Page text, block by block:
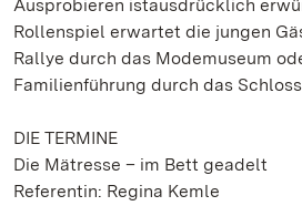
Ausprobieren istausdrücklich
Rollenspiel erwartet die jungen
Rallye durch das Modemuseum
Familienführung durch das
DIE TERMINE
Die Mätresse – im Bett geadelt
Referentin: Regina Kemle